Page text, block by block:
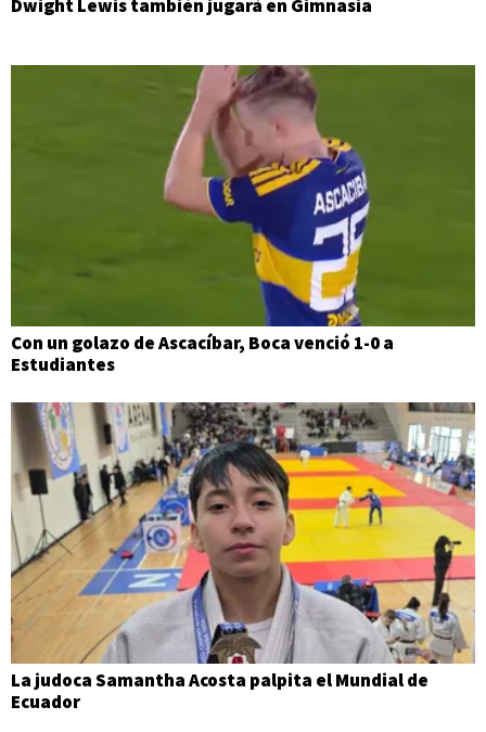
Dwight Lewis también jugará en Gimnasia
Con un golazo de Ascacíbar, Boca venció 1-0 a
Estudiantes
La judoca Samantha Acosta palpita el Mundial de
Ecuador